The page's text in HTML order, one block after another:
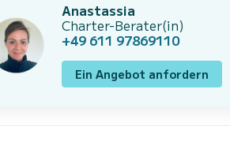
Anastassia
Charter-Berater(in)
+49 611 97869110
Ein Angebot anfordern